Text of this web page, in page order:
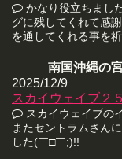
かなり役立ちまし
グに残してくれて感
を通してくれる事を
南国沖縄の
2025/12/9
スカイウェイブ２
スカイウェイブの
またセントラムさん
した(￣□￣;)!!